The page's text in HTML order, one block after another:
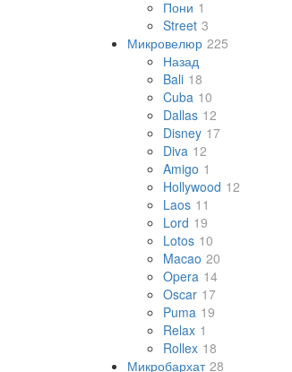
Пони 1
Street 3
Микровелюр 225
Назад
Bali 18
Cuba 10
Dallas 12
Disney 17
Diva 12
Amigo 1
Hollywood 12
Laos 11
Lord 19
Lotos 10
Macao 20
Opera 14
Oscar 17
Puma 19
Relax 1
Rollex 18
Микробархат 28